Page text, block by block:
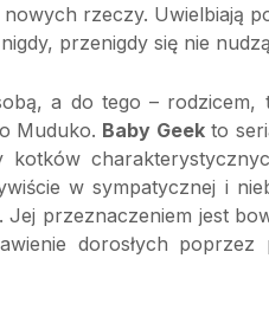
rzeczy. Uwielbiają
przenigdy się nie
a do tego –
Muduko. Baby Geekto
kotków
w sympatycznej i
przeznaczeniem jest
dorosłych